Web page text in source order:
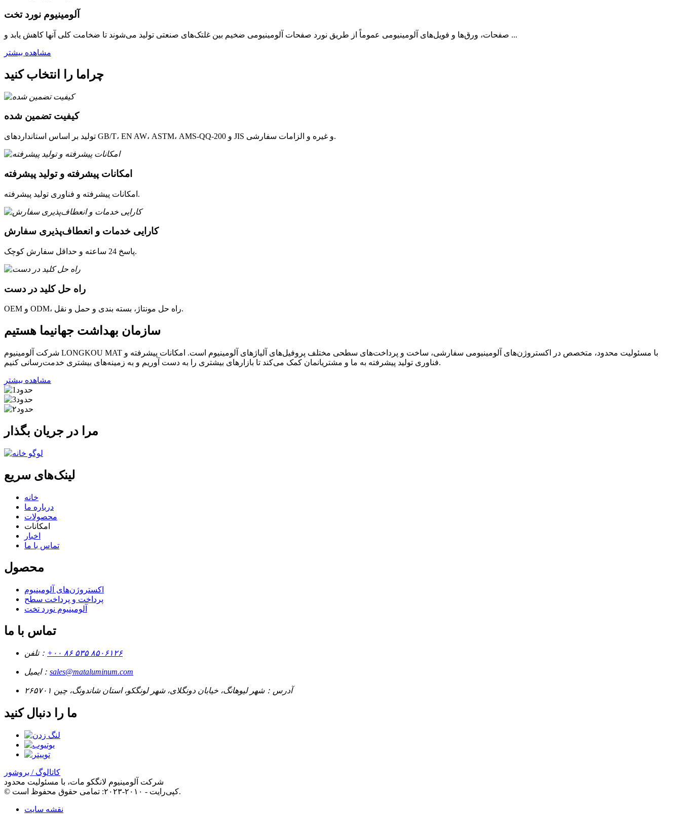
آلومینیوم نورد تخت
صفحات، ورق‌ها و فویل‌های آلومینیومی عموماً از طریق نورد صفحات آلومینیومی ضخیم بین غلتک‌های صنعتی تولید می‌شوند تا ضخامت کلی آنها کاهش یابد و ...
مشاهده بیشتر
چرا ما را انتخاب کنید
کیفیت تضمین شده
تولید بر اساس استانداردهای GB/T، EN AW، ASTM، AMS-QQ-200 و JIS و غیره و الزامات سفارشی.
امکانات پیشرفته و تولید پیشرفته
امکانات پیشرفته و فناوری تولید پیشرفته.
کارایی خدمات و انعطاف‌پذیری سفارش
پاسخ 24 ساعته و حداقل سفارش کوچک.
راه حل کلید در دست
OEM و ODM، راه حل مونتاژ، بسته بندی و حمل و نقل.
سازمان بهداشت جهانیما هستیم
شرکت آلومینیوم LONGKOU MAT با مسئولیت محدود، متخصص در اکستروژن‌های آلومینیومی سفارشی، ساخت و پرداخت‌های سطحی مختلف پروفیل‌های آلیاژهای آلومینیوم است. امکانات پیشرفته و
فناوری تولید پیشرفته به ما و مشتریانمان کمک می‌کند تا بازارهای بیشتری را به دست آوریم و به زمینه‌های بیشتری خدمت‌رسانی کنیم.
مشاهده بیشتر
مرا در جریان بگذار
لینک‌های سریع
خانه
درباره ما
محصولات
امکانات
اخبار
تماس با ما
محصول
اکستروژن‌های آلومینیوم
پرداخت و پرداخت سطح
آلومینیوم نورد تخت
تماس با ما
تلفن： ‎+۰۰ ۸۶ ۵۳۵ ۸۵۰۶۱۲۶‎
ایمیل： sales@mataluminum.com
آدرس：شهر لیوهانگ، خیابان دونگلای، شهر لونگکو، استان شاندونگ، چین ۲۶۵۷۰۱
ما را دنبال کنید
کاتالوگ / بروشور
شرکت آلومینیوم لانگکو مات، با مسئولیت محدود
© کپی‌رایت - ۲۰۱۰-۲۰۲۳: تمامی حقوق محفوظ است.
نقشه سایت